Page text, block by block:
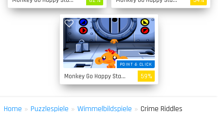
POINT & CLICK
Monkey Go Happy Stage 1 59%
Home » Puzzlespiele » Wimmelbildspiele » Crime Riddles